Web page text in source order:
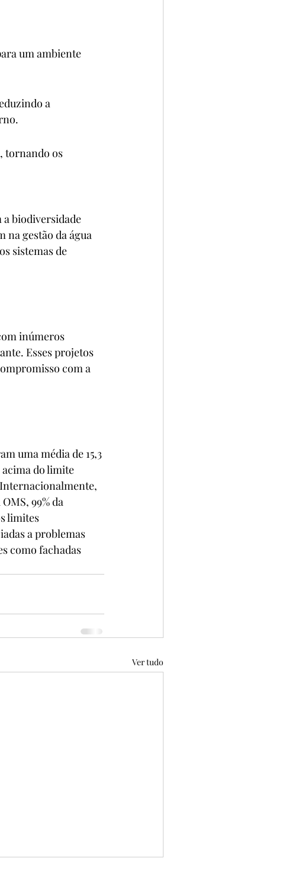
um ambiente
a
tornando os
a biodiversidade
na gestão da água
sistemas de
inúmeros
Esses projetos
com a
uma média de 15,3
acima do limite
Internacionalmente,
99% da
limites
a problemas
como fachadas
Ver tudo